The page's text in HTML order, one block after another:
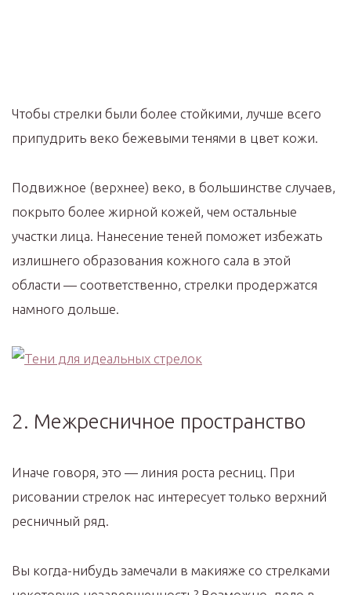
Чтобы стрелки были более стойкими, лучше всего
припудрить веко бежевыми тенями в цвет кожи.
Подвижное (верхнее) веко, в большинстве случаев,
покрыто более жирной кожей, чем остальные
участки лица. Нанесение теней поможет избежать
излишнего образования кожного сала в этой
области — соответственно, стрелки продержатся
намного дольше.
2. Межресничное пространство
Иначе говоря, это — линия роста ресниц. При
рисовании стрелок нас интересует только верхний
ресничный ряд.
Вы когда-нибудь замечали в макияже со стрелками